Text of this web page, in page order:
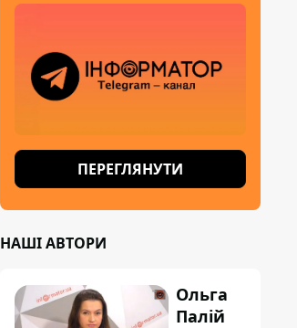
ПЕРЕГЛЯНУТИ
НАШІ АВТОРИ
Ольга
Палій